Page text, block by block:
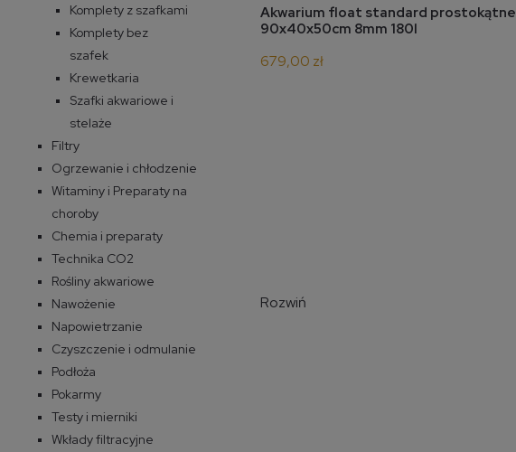
Komplety z szafkami
Komplety bez
szafek
Krewetkaria
Szafki akwariowe i
stelaże
Filtry
Ogrzewanie i chłodzenie
Witaminy i Preparaty na
choroby
Chemia i preparaty
Technika CO2
Rośliny akwariowe
Nawożenie
Napowietrzanie
Czyszczenie i odmulanie
Podłoża
Pokarmy
Testy i mierniki
Wkłady filtracyjne
do koszyka
Akwarium float standard prostokątne
90x40x50cm 8mm 180l
679,00 zł
Rozwiń